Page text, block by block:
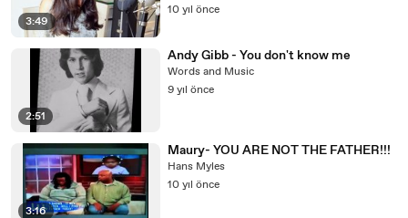
3:49
10 yıl önce
2:51
Andy Gibb - You don't know me
Words and Music
9 yıl önce
3:16
Maury- YOU ARE NOT THE FATHER!!!
Hans Myles
10 yıl önce